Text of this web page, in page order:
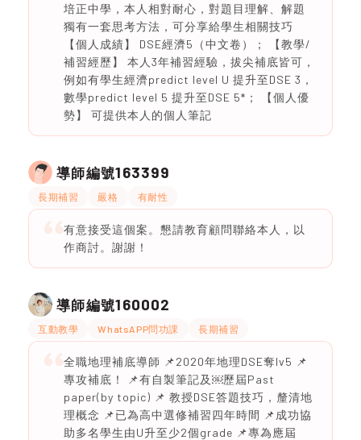
培正中學，本人相對耐心，對題目理解、解題
獨有一套思考方法，可分享給學生相關技巧
【個人成績】 DSE經濟5（中文卷）； 【教學/
補習經歷】 本人3年補習經驗，拔尖補底皆可，
例如有學生經濟predict level U 提升至DSE 3，
數學predict level 5 提升至DSE 5*； 【個人優
勢】 可提供本人的個人筆記
導師編號163399
長期補習 嚴格 有耐性
有意接受這個案。懇請教育顧問聯絡本人，以
作商討。謝謝！
導師編號160002
互動教學 WhatsAPP問功課 長期補習
全職地理補底導師 📌2020年地理DSE奪lv5 📌
專攻補底！ 📌有自製筆記及￼歷屆Past
paper(by topic) 📌 教授DSE答題技巧，釐清地
理概念 📌已為高中選修補習四年時間 📌成功協
助多名學生由U升至少2個grade 📌專為應屆